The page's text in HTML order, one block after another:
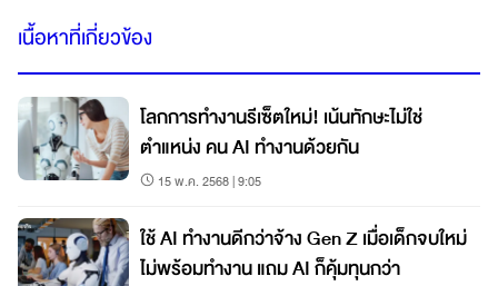
เนื้อหาที่เกี่ยวข้อง
โลกการทำงานรีเซ็ตใหม่! เน้นทักษะไม่ใช่
ตำแหน่ง คน AI ทำงานด้วยกัน
15 พ.ค. 2568 | 9:05
ใช้ AI ทำงานดีกว่าจ้าง Gen Z เมื่อเด็กจบใหม่
ไม่พร้อมทำงาน แถม AI ก็คุ้มทุนกว่า